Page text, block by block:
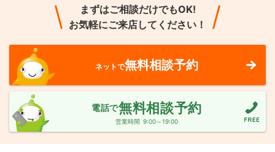
まずはご相談だけでもOK!
お気軽にご来店してください！
ネットで無料相談予約
電話で無料相談予約
営業時間 9:00～19:00